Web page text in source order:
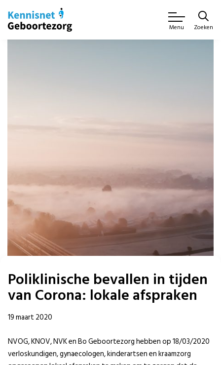
Menu Zoeken
Poliklinische bevallen in tijden
van Corona: lokale afspraken
19 maart 2020
NVOG, KNOV, NVK en Bo Geboortezorg hebben op 18/03/2020
verloskundigen, gynaecologen, kinderartsen en kraamzorg